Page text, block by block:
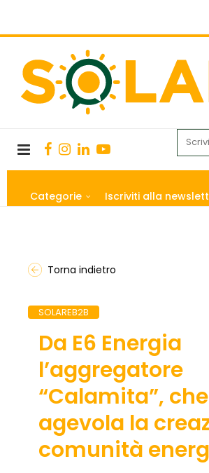
Categorie Iscriviti alla
Torna indietro
SOLAREB2B
Da E6 Energia
l’aggregatore
“Calamita”, che
agevola la
comunità